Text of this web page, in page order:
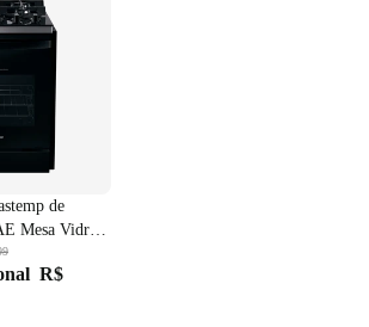
Preto
de
Mesa Vidro
Dupla
R$